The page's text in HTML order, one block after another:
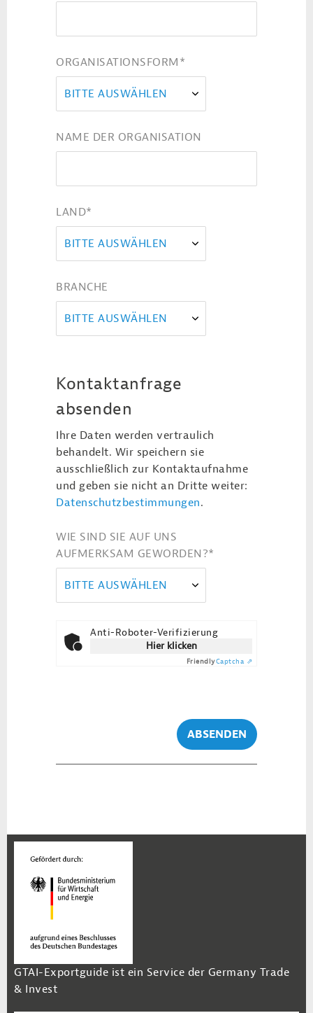
ORGANISATIONSFORM *
BITTE AUSWÄHLEN
NAME DER ORGANISATION
LAND*
BITTE AUSWÄHLEN
BRANCHE
BITTE AUSWÄHLEN
Kontaktanfrage
absenden
Ihre Daten werden vertraulich
behandelt. Wir speichern sie
ausschließlich zur Kontaktaufnahme
und geben sie nicht an Dritte weiter:
Datenschutzbestimmungen.
WIE SIND SIE AUF UNS
AUFMERKSAM GEWORDEN?*
BITTE AUSWÄHLEN
Anti-Roboter-Verifizierung
Hier klicken
FriendlyCaptcha ⇗
ABSENDEN
GTAI-Exportguide ist ein Service der Germany Trade
& Invest